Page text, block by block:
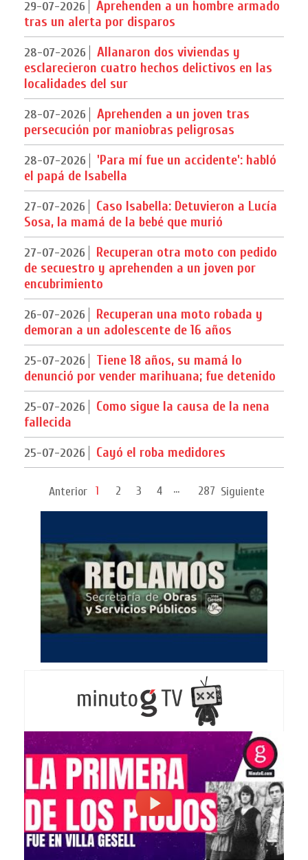
29-07-2026
Aprehenden a un hombre armado
tras un alerta por disparos
28-07-2026
Allanaron dos viviendas y
esclarecieron cuatro hechos delictivos en las
localidades del sur
28-07-2026
Aprehenden a un joven tras
persecución por maniobras peligrosas
28-07-2026
'Para mí fue un accidente': habló
el papá de Isabella
27-07-2026
Caso Isabella: Detuvieron a Lucía
Sosa, la mamá de la bebé que murió
27-07-2026
Recuperan otra moto con pedido
de secuestro y aprehenden a un joven por
encubrimiento
26-07-2026
Recuperan una moto robada y
demoran a un adolescente de 16 años
25-07-2026
Tiene 18 años, su mamá lo
denunció por vender marihuana; fue detenido
25-07-2026
Como sigue la causa de la nena
fallecida
25-07-2026 Cayó el roba medidores
Anterior 1 2 3 4 ... 287 Siguiente